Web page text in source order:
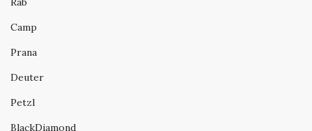
Camp
Prana
Deuter
Petzl
BlackDiamond